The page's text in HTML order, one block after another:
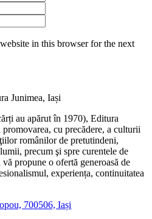
in this browser for the next
au apărut în 1970), Editura
cu precădere, a culturii
românilor de pretutindeni,
precum şi spre curentele de
propune o ofertă generoasă de
experiența, continuitatea
700506, Iași